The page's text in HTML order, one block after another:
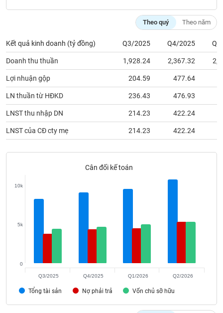
Theo quý Theo năm
Kết quả kinh doanh (tỷ đồng) Q3/2025 Q4/2025
Doanh thu thuần 1,928.24 2,367.32
Lợi nhuận gộp 204.59 477.64
LN thuần từ HĐKD 236.43 476.93
LNST thu nhập DN 214.23 422.24
LNST của CĐ cty mẹ 214.23 422.24
Cân đối kế toán
Tổng tài sản Nợ phải trả Vốn chủ sỡ hữu
0
5k
10k
Q3/2025 Q4/2025 Q1/2026 Q2/2026
tác
Báo
cáo
phân
tích
(-)
Thuật
ngữ
(-)
(-)
chính